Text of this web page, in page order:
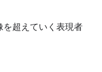
超えていく表現者